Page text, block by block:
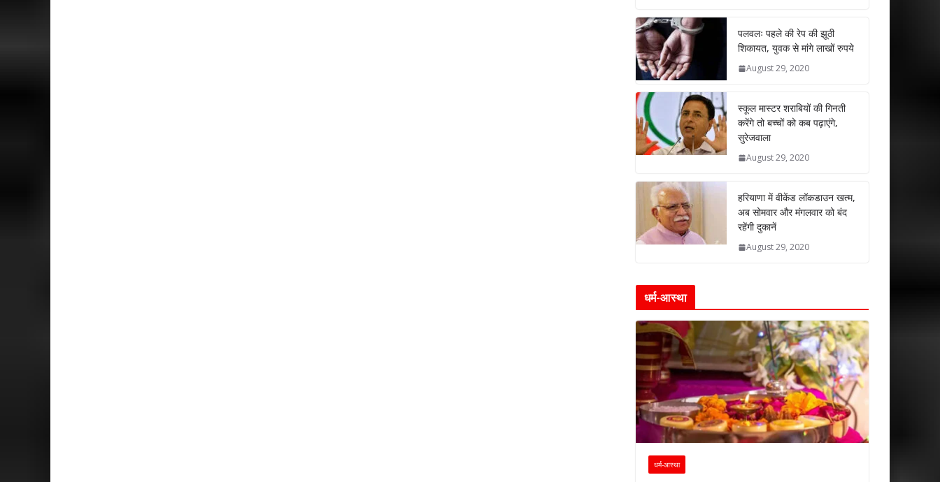
at
s
A
p
p
e
b
o
k
er e
dI
n
l e
पलवलः पहले की रेप की झूठी
शिकायत, युवक से मांगे लाखों रुपये
August 29, 2020
स्कूल मास्टर शराबियों की गिनती
करेंगे तो बच्चों को कब पढ़ाएंगे,
सुरेजवाला
August 29, 2020
हरियाणा में वीकेंड लॉकडाउन खत्म,
अब सोमवार और मंगलवार को बंद
रहेंगी दुकानें
August 29, 2020
धर्म-आस्था
धर्म-आस्था